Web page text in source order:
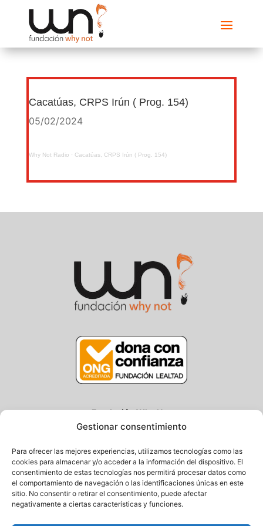
Gestionar consentimiento
Para ofrecer las mejores experiencias, utilizamos tecnologías como las
cookies para almacenar y/o acceder a la información del dispositivo. El
consentimiento de estas tecnologías nos permitirá procesar datos como
el comportamiento de navegación o las identificaciones únicas en este
sitio. No consentir o retirar el consentimiento, puede afectar
negativamente a ciertas características y funciones.
Cacatúas, CRPS Irún ( Prog. 154)
05/02/2024
Why Not Radio · Cacatúas, CRPS Irún ( Prog. 154)
Fundación Why Not
Centro/Txoko: Particular de Ategorrieta 3, Gros
20013 Donostia – Gipuzkoa
Tel.: (+34) 943 058 694 / 627 014 791
Email: info@fundacionwhynot.org